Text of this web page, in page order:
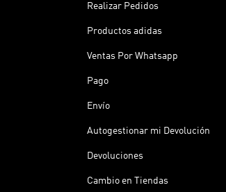
Realizar Pedidos
Productos adidas
Ventas Por Whatsapp
Pago
Envío
Autogestionar mi Devolución
Devoluciones
Cambio en Tiendas